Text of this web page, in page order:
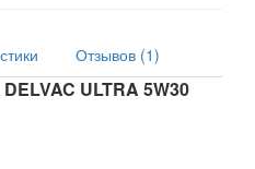
Отзывов (1)
ULTRA 5W30